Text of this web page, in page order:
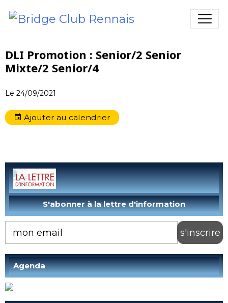
DLI Promotion : Senior/2 Senior
Mixte/2 Senior/4
Le 24/09/2021
Ajouter au calendrier
Agenda